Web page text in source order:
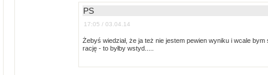
PS
17:05 / 03.04.14
Żebyś wiedział, że ja też nie jestem pewien wyniku i wcale
rację - to byłby wstyd.....